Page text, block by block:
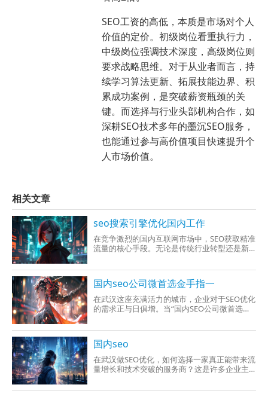
SEO工资的高低，本质是市场对个人
价值的定价。初级岗位看重执行力，
中级岗位强调技术深度，高级岗位则
要求战略思维。对于从业者而言，持
续学习算法更新、拓展技能边界、积
累成功案例，是突破薪资瓶颈的关
键。而选择与行业头部机构合作，如
深耕SEO技术多年的墨沉SEO服务，
也能通过参与高价值项目快速提升个
人市场价值。
相关文章
seo搜索引擎优化国内工作
在竞争激烈的国内互联网市场中，SEO获取精准
流量的核心手段。无论是传统行业转型还是新
国内seo公司微首选金手指一
在武汉这座充满活力的城市，企业对于SEO优化
的需求正与日俱增。当“国内SEO公司微首选金
国内seo
在武汉做SEO优化，如何选择一家真正能带来流
量增长和技术突破的服务商？这是许多企业主
适